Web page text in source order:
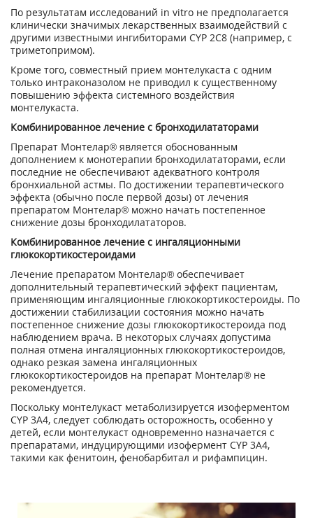
По результатам исследований in vitro не предполагается
клинически значимых лекарственных взаимодействий с
другими известными ингибиторами CYP 2С8 (например, с
триметопримом).
Кроме того, совместный прием монтелукаста с одним
только интраконазолом не приводил к существенному
повышению эффекта системного воздействия
монтелукаста.
Комбинированное лечение с бронходилататорами
Препарат Монтелар® является обоснованным
дополнением к монотерапии бронходилататорами, если
последние не обеспечивают адекватного контроля
бронхиальной астмы. По достижении терапевтического
эффекта (обычно после первой дозы) от лечения
препаратом Монтелар® можно начать постепенное
снижение дозы бронходилататоров.
Комбинированное лечение с ингаляционными
глюкокортикостероидами
Лечение препаратом Монтелар® обеспечивает
дополнительный терапевтический эффект пациентам,
применяющим ингаляционные глюкокортикостероиды. По
достижении стабилизации состояния можно начать
постепенное снижение дозы глюкокортикостероида под
наблюдением врача. В некоторых случаях допустима
полная отмена ингаляционных глюкокортикостероидов,
однако резкая замена ингаляционных
глюкокортикостероидов на препарат Монтелар® не
рекомендуется.
Поскольку монтелукаст метаболизируется изоферментом
CYP 3А4, следует соблюдать осторожность, особенно у
детей, если монтелукаст одновременно назначается с
препаратами, индуцирующими изофермент CYP 3А4,
такими как фенитоин, фенобарбитал и рифампицин.